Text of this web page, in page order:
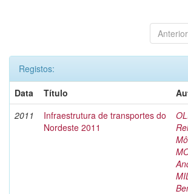
Anterior
Registos:
Data
Título
2011
Infraestrutura de transportes do
Nordeste 2011